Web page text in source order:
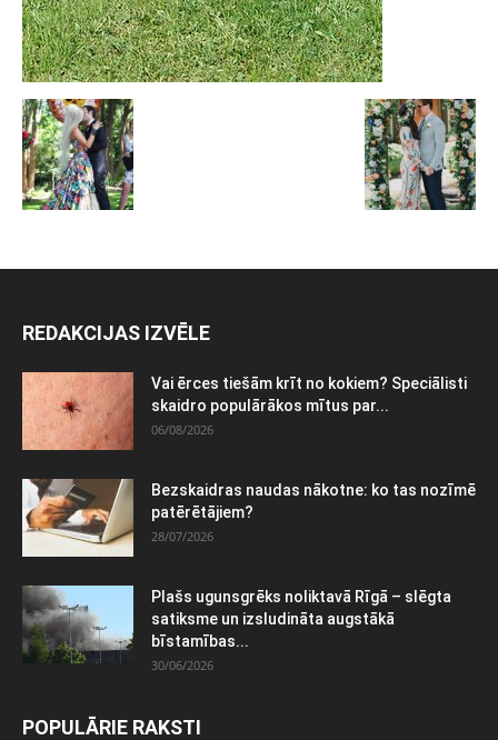
REDAKCIJAS IZVĒLE
Vai ērces tiešām krīt no kokiem? Speciālisti
skaidro populārākos mītus par...
06/08/2026
Bezskaidras naudas nākotne: ko tas nozīmē
patērētājiem?
28/07/2026
Plašs ugunsgrēks noliktavā Rīgā – slēgta
satiksme un izsludināta augstākā
bīstamības...
30/06/2026
POPULĀRIE RAKSTI